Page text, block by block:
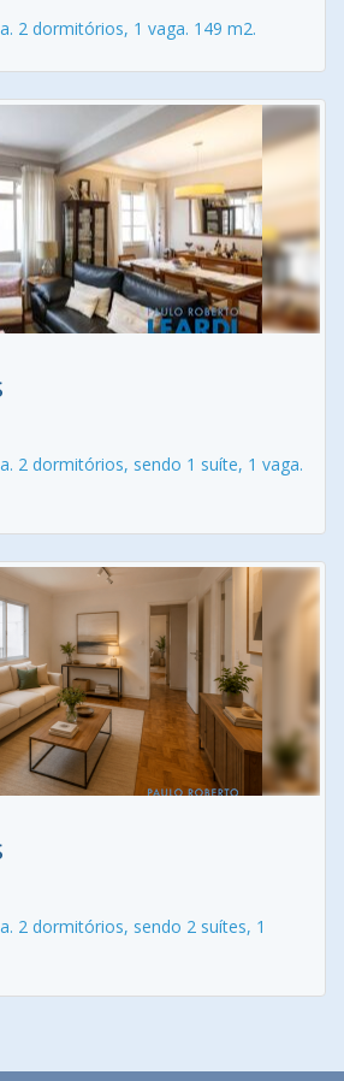
2 dormitórios, 1 vaga. 149 m2.
2 dormitórios, sendo 1 suíte, 1 vaga.
2 dormitórios, sendo 2 suítes, 1